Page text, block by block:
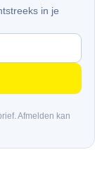
in je
Afmelden kan